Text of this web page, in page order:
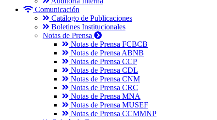
Comunicación
Catálogo de Publicaciones
Boletines Institucionales
Notas de Prensa
Notas de Prensa FCBCB
Notas de Prensa ABNB
Notas de Prensa CCP
Notas de Prensa CDL
Notas de Prensa CNM
Notas de Prensa CRC
Notas de Prensa MNA
Notas de Prensa MUSEF
Notas de Prensa CCMMNP